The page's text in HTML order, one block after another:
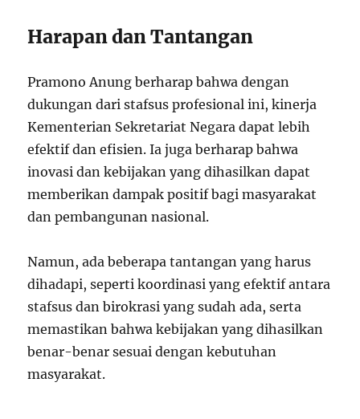
Harapan dan Tantangan
Pramono Anung berharap bahwa dengan
dukungan dari stafsus profesional ini, kinerja
Kementerian Sekretariat Negara dapat lebih
efektif dan efisien. Ia juga berharap bahwa
inovasi dan kebijakan yang dihasilkan dapat
memberikan dampak positif bagi masyarakat
dan pembangunan nasional.
Namun, ada beberapa tantangan yang harus
dihadapi, seperti koordinasi yang efektif antara
stafsus dan birokrasi yang sudah ada, serta
memastikan bahwa kebijakan yang dihasilkan
benar-benar sesuai dengan kebutuhan
masyarakat.